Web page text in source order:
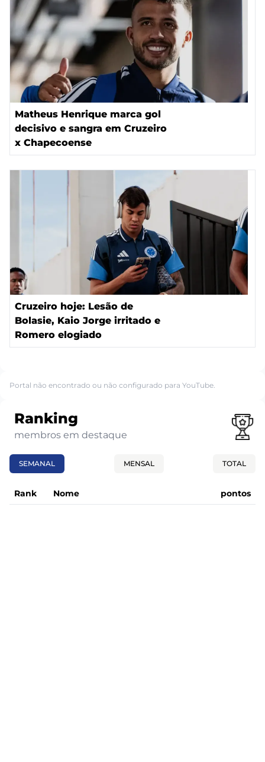
Matheus Henrique marca gol
decisivo e sangra em Cruzeiro
x Chapecoense
Cruzeiro hoje: Lesão de
Bolasie, Kaio Jorge irritado e
Romero elogiado
Portal não encontrado ou não configurado para YouTube.
Ranking
membros em destaque
SEMANAL MENSAL TOTAL
Rank Nome pontos